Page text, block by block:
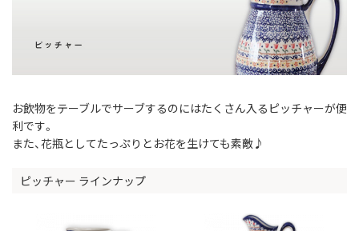
お飲物をテーブルでサーブするのにはたくさん入るピッチャーが便
利です。
また、花瓶としてたっぷりとお花を生けても素敵♪
ピッチャー ラインナップ